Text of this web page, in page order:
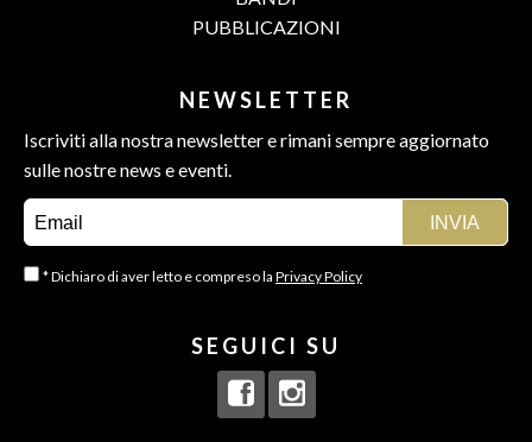
PUBBLICAZIONI
NEWSLETTER
Iscriviti alla nostra newsletter e rimani sempre aggiornato
sulle nostre news e eventi.
* Dichiaro di aver letto e compreso la Privacy Policy
SEGUICI SU